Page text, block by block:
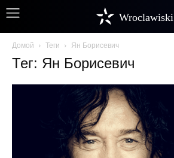
Wroclawiski
Домой Теги Ян Борисевич
Тег: Ян Борисевич